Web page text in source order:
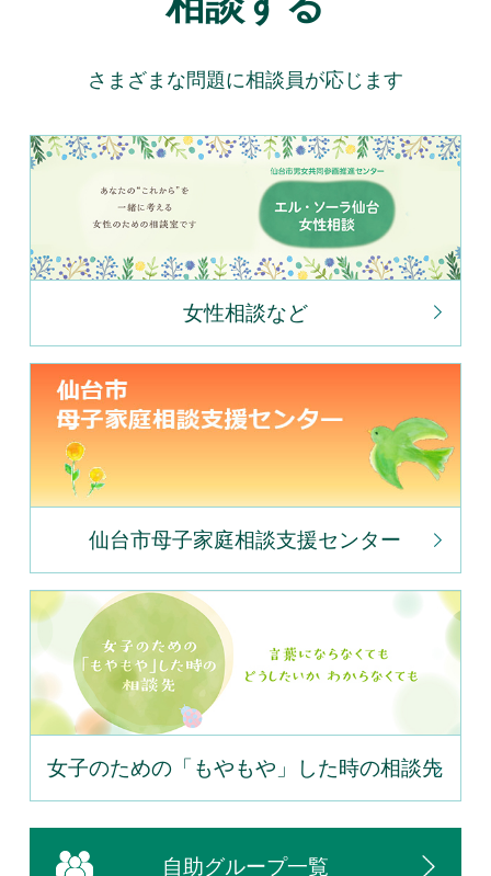
さまざまな問題に相談員が応じます
女性相談など
仙台市母子家庭相談支援センター
女子のための「もやもや」した時の相談先
自助グループ一覧